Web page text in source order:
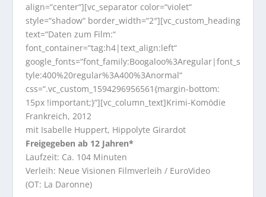
align=“center“][vc_separator color=“violet“
style=“shadow“ border_width=“2″][vc_custom_heading
text=“Daten zum Film:“
font_container=“tag:h4|text_align:left“
google_fonts=“font_family:Boogaloo%3Aregular|font_s
tyle:400%20regular%3A400%3Anormal“
css=“.vc_custom_1594296956561{margin-bottom:
15px !important;}“][vc_column_text]Krimi-Komödie
Frankreich, 2012
mit Isabelle Huppert, Hippolyte Girardot
Freigegeben ab 12 Jahren*
Laufzeit: Ca. 104 Minuten
Verleih: Neue Visionen Filmverleih / EuroVideo
(OT: La Daronne)